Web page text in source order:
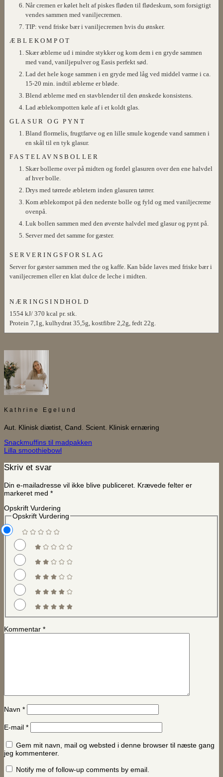
Når cremen er kølet helt af piskes fløden til flødeskum, som forsigtigt
vendes sammen med vaniljecremen.
TIP: vend friske bær i vaniljecremen hvis du ønsker.
ÆBLEKOMPOT
Skær æblerne ud i mindre stykker og kom dem i en gryde sammen
med vand, vaniljepulver og Easis perfekt sød.
Lad det hele koge sammen i en gryde med låg ved middel varme i ca.
15-20 min. indtil æblerne er bløde.
Blend æblerne med en stavblender til den ønskede konsistens.
Lad æblekompotten køle af i et koldt glas.
GLASUR OG PYNT
Bland flormelis, frugtfarve og en lille smule kogende vand sammen i
en skål til en tyk glasur.
FASTELAVNSBOLLER
Skær bollerne over på midten og fordel glasuren over den ene halvdel
af hver bolle.
Drys med tørrede æbletern inden glasuren tørrer.
Kom æblekompot på den nederste bolle og fyld og med vaniljecreme
ovenpå.
Luk bollen sammen med den øverste halvdel med glasur og pynt på.
Server med det samme for gæster.
SERVERINGSFORSLAG
Server for gæster sammen med the og kaffe. Kan både laves med friske bær i
vaniljecremen eller en klat dulce de leche i midten.
NÆRINGSINDHOLD
1554 kJ/ 370 kcal pr. stk.
Protein 7,1g, kulhydrat 35,5g, kostfibre 2,2g, fedt 22g.
Kathrine Egelund
Aut. Klinisk diætist, Cand. Scient. Klinisk ernæring
Snackmuffins til madpakken
Lilla smoothiebowl
Skriv et svar
Din e-mailadresse vil ikke blive publiceret. Krævede felter er
markeret med *
Opskrift Vurdering
Opskrift Vurdering
Kommentar *
Navn *
E-mail *
Gem mit navn, mail og websted i denne browser til næste gang
jeg kommenterer.
Notify me of follow-up comments by email.